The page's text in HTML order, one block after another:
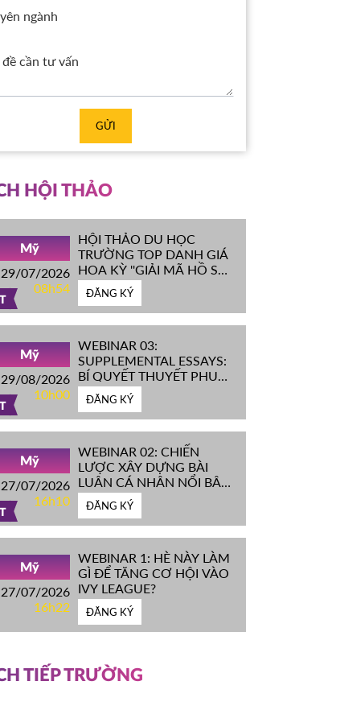
ngành
GỬI
HỘI THẢO
Mỹ
29/07/2026
08h54
HỘI THẢO DU HỌC
TRƯỜNG TOP DANH GIÁ
HOA KỲ ''GIẢI MÃ HỒ SƠ
IVY LEAGUE''
ĐĂNG KÝ
Mỹ
29/08/2026
10h00
WEBINAR 03:
SUPPLEMENTAL ESSAYS:
BÍ QUYẾT THUYẾT PHỤC
HỘI ĐỒNG TUYỂN SINH
ĐH TOP ĐẦU MỸ
ĐĂNG KÝ
Mỹ
27/07/2026
16h10
WEBINAR 02: CHIẾN
LƯỢC XÂY DỰNG BÀI
LUẬN CÁ NHÂN NỔI BẬT
CHINH PHỤC ĐH TOP
ĐẦU MỸ
ĐĂNG KÝ
Mỹ
27/07/2026
16h22
WEBINAR 1: HÈ NÀY LÀM
GÌ ĐỂ TĂNG CƠ HỘI VÀO
IVY LEAGUE?
ĐĂNG KÝ
TIẾP TRƯỜNG